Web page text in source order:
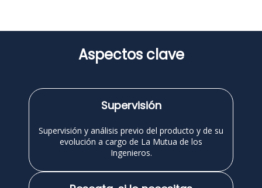
Aspectos clave
Supervisión
Supervisión y análisis previo del producto y de su
evolución a cargo de La Mutua de los
Ingenieros.